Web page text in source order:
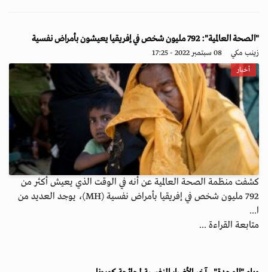
"الصحة العالمية": 792 مليون شخص في إفريقيا يعيشون بأمراض نفسية
زينب مكي 08 سبتمبر 2022 - 17:25
أخبار
كشفت منظمة الصحة العالمية عن أنه في الوقت الذي يعيش أكثر من
792 مليون شخص في إفريقيا بأمراض نفسية (MH)، يوجد العديد من
ا...
متابعة القراءة ...